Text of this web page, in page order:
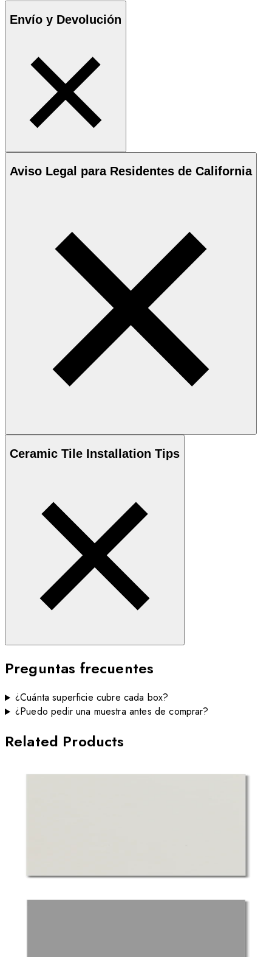
Envío y Devolución
Aviso Legal para Residentes de California
Ceramic Tile Installation Tips
Preguntas frecuentes
¿Cuánta superficie cubre cada box?
¿Puedo pedir una muestra antes de comprar?
Related Products